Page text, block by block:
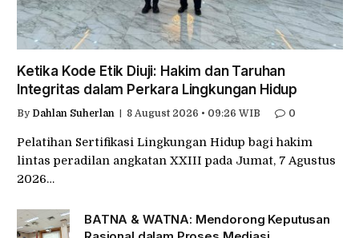
Ketika Kode Etik Diuji: Hakim dan Taruhan
Integritas dalam Perkara Lingkungan Hidup
By Dahlan Suherlan 8 August 2026 • 09:26 WIB 0
Pelatihan Sertifikasi Lingkungan Hidup bagi hakim
lintas peradilan angkatan XXIII pada Jumat, 7 Agustus
2026…
BATNA & WATNA: Mendorong Keputusan